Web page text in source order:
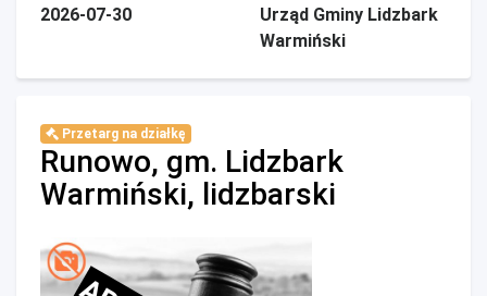
2026-07-30
Urząd Gminy Lidzbark
Warmiński
Przetarg na działkę
Runowo, gm. Lidzbark
Warmiński, lidzbarski